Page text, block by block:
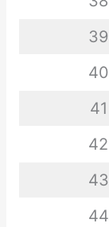
39
40
41
42
43
44